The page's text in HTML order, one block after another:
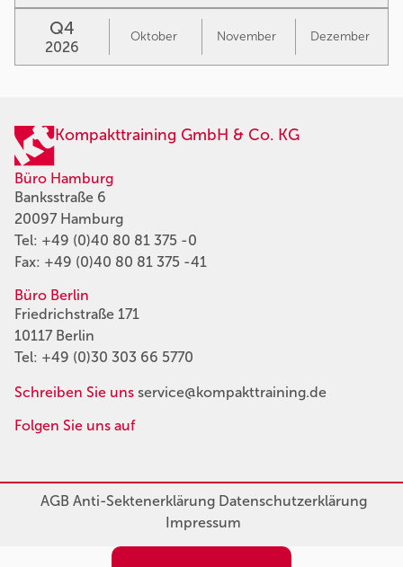
Q4
2026
Oktober November Dezember
Kompakttraining GmbH & Co. KG
Büro Hamburg
Banksstraße 6
20097 Hamburg
Tel: +49 (0)40 80 81 375 -0
Fax: +49 (0)40 80 81 375 -41
Büro Berlin
Friedrichstraße 171
10117 Berlin
Tel: +49 (0)30 303 66 5770
Schreiben Sie uns service@kompakttraining.de
Folgen Sie uns auf
AGBAnti-SektenerklärungDatenschutzerklärung
Impressum